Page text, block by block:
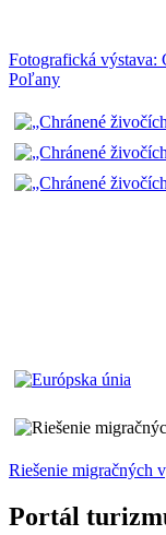
Fotografická výstava:
Poľany
Riešenie migračných
Portál